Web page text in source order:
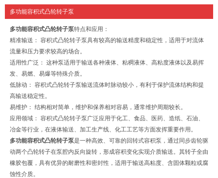
多功能容积式凸轮转子泵
多功能容积式凸轮转子泵特点和应用：
精准输送： 容积式凸轮转子泵具有较高的输送精度和稳定性，适用于对流体
流量和压力要求较高的场合。
适用性广泛： 这种泵适用于输送各种液体、粘稠液体、高粘度液体以及易挥
发、易燃、易爆等特殊介质。
低脉动： 容积式凸轮转子泵输送流体时脉动较小，有利于保护流体结构和提
高输送稳定性。
易维护： 结构相对简单，维护和保养相对容易，通常维护周期较长。
应用领域： 容积式凸轮转子泵广泛应用于化工、食品、医药、造纸、石油、
冶金等行业，在液体输送、加工生产线、化工工艺等方面发挥重要作用。
多功能容积式凸轮转子泵是一种高效、可靠的回转式容积泵，通过同步齿轮驱
动两个凸轮转子在泵腔内反向旋转，形成容积变化实现介质输送。其转子全由
橡胶包覆，具有优异的耐磨性和密封性，适用于输送高粘度、含固体颗粒或腐
蚀性介质。